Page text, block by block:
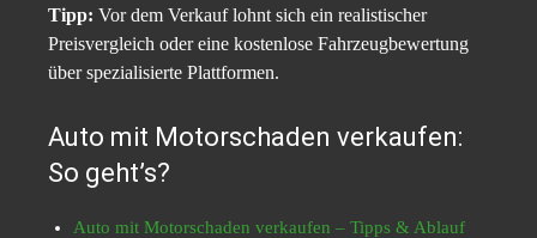
Tipp: Vor dem Verkauf lohnt sich ein realistischer
Preisvergleich oder eine kostenlose Fahrzeugbewertung
über spezialisierte Plattformen.
Auto mit Motorschaden verkaufen:
So geht’s?
Auto mit Motorschaden verkaufen – Tipps & Ablauf